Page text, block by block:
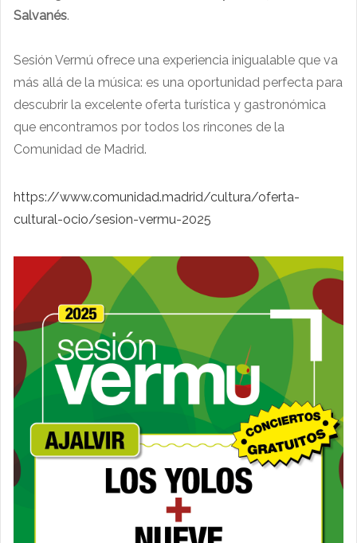
Salvanés.
Sesión Vermú ofrece una experiencia inigualable que va
más allá de la música: es una oportunidad perfecta para
descubrir la excelente oferta turística y gastronómica
que encontramos por todos los rincones de la
Comunidad de Madrid.
https://www.comunidad.madrid/cultura/oferta-
cultural-ocio/sesion-vermu-2025